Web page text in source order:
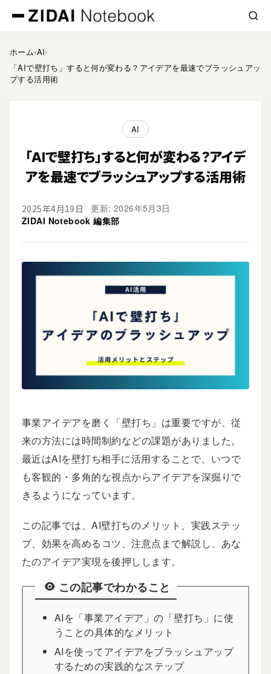
ホーム›AI›
「AIで壁打ち」すると何が変わる？アイデアを最速でブラッシュアッ
プする活用術
AI
「AIで壁打ち」すると何が変わる？アイデ
アを最速でブラッシュアップする活用術
2025年4月19日
更新: 2026年5月3日
ZIDAI Notebook 編集部
事業アイデアを磨く「壁打ち」は重要ですが、従
来の方法には時間制約などの課題がありました。
最近はAIを壁打ち相手に活用することで、いつで
も客観的・多角的な視点からアイデアを深掘りで
きるようになっています。
この記事では、AI壁打ちのメリット、実践ステッ
プ、効果を高めるコツ、注意点まで解説し、あな
たのアイデア実現を後押しします。
この記事でわかること
AIを「事業アイデア」の「壁打ち」に使
うことの具体的なメリット
AIを使ってアイデアをブラッシュアップ
するための実践的なステップ